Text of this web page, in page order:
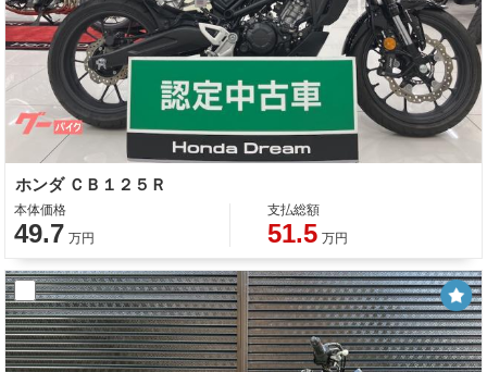
ホンダ ＣＢ１２５Ｒ
本体価格
49.7 万円
支払総額
51.5 万円